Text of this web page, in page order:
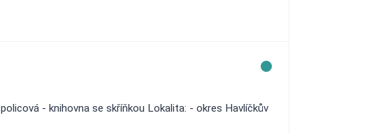
- knihovna se skříňkou Lokalita: - okres Havlíčkův